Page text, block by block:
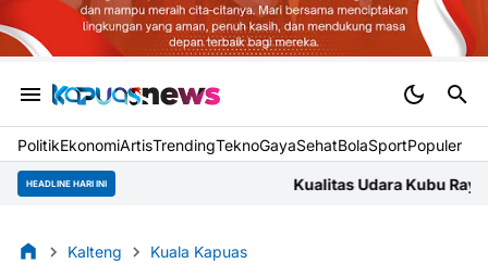
PolitikEkonomiArtisTrendingTeknoGayaSehatBolaSportPopuler
HEADLINE HARI INI Kualitas Udara Kubu Raya Jumat Pagi Masuk
Kalteng Kuala Kapuas